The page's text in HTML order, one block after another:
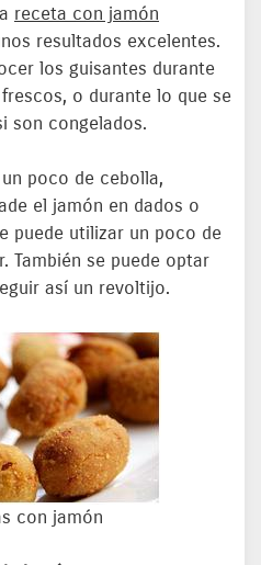
receta con jamón
resultados excelentes.
los guisantes durante
o durante lo que se
son congelados.
poco de cebolla,
el jamón en dados o
puede utilizar un poco de
También se puede optar
así un revoltijo.
con jamón